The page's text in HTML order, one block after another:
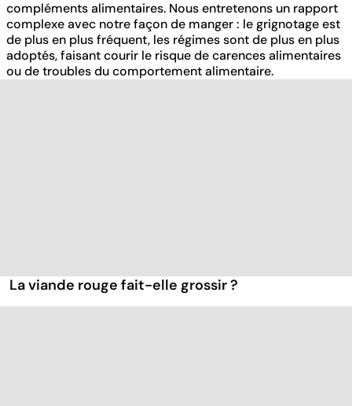
compléments alimentaires. Nous entretenons un rapport
complexe avec notre façon de manger : le grignotage est
de plus en plus fréquent, les régimes sont de plus en plus
adoptés, faisant courir le risque de carences alimentaires
ou de troubles du comportement alimentaire.
La viande rouge fait-elle grossir ?